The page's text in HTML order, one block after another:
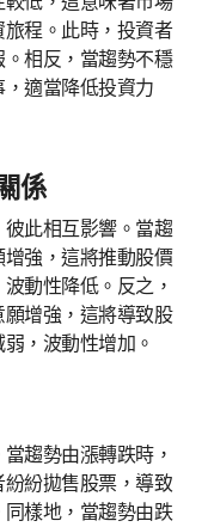
程。此時，投資者
相反，當趨勢不穩
適當降低投資力
係
此相互影響。當趨
強，這將推動股價
動性降低。反之，
增強，這將導致股
，波動性增加。
趨勢由漲轉跌時，
紛拋售股票，導致
樣地，當趨勢由跌